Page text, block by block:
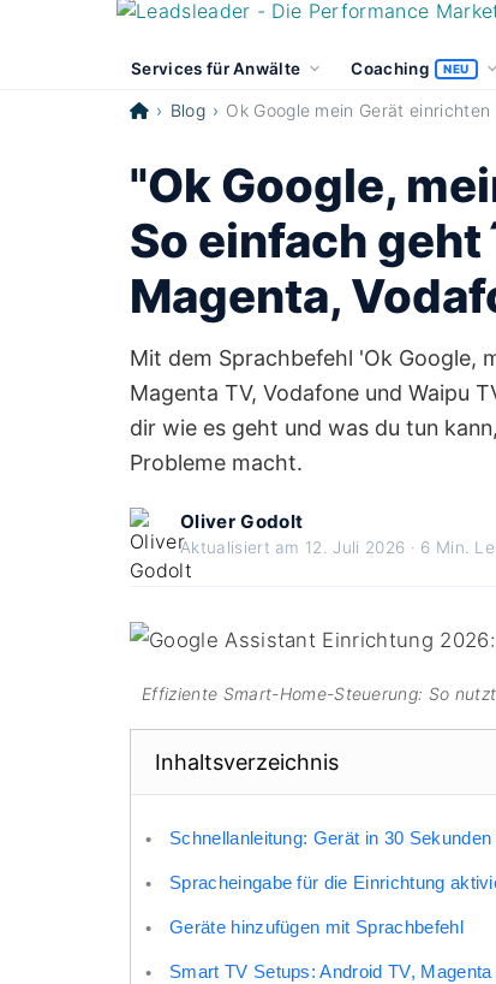
Services für Anwälte Coaching NEU
Blog Ok Google mein Gerät einrichten
"Ok Google,
So einfach
Magenta,
Mit dem Sprachbefehl 'Ok Google,
Magenta TV, Vodafone und Waipu
dir wie es geht und was du tun
Probleme macht.
Oliver Godolt
Aktualisiert am 12. Juli 2026 · 6 Min.
Effiziente Smart-Home-Steuerung: So
Inhaltsverzeichnis
Schnellanleitung: Gerät in 30 Sekunden
Spracheingabe für die Einrichtung
Geräte hinzufügen mit Sprachbefehl
Smart TV Setups: Android TV,